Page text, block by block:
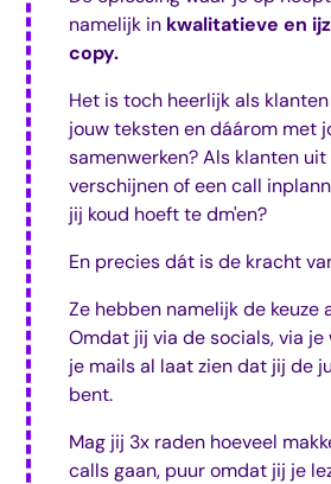
namelijk in kwalitatieve en
copy.
Het is toch heerlijk als
jouw teksten en dáárom met
samenwerken? Als klanten
verschijnen of een call
jij koud hoeft te dm'en?
En precies dát is de kracht
Ze hebben namelijk de keuze
Omdat jij via de socials, via je
je mails al laat zien dat jij de
bent.
Mag jij 3x raden hoeveel
calls gaan, puur omdat jij je